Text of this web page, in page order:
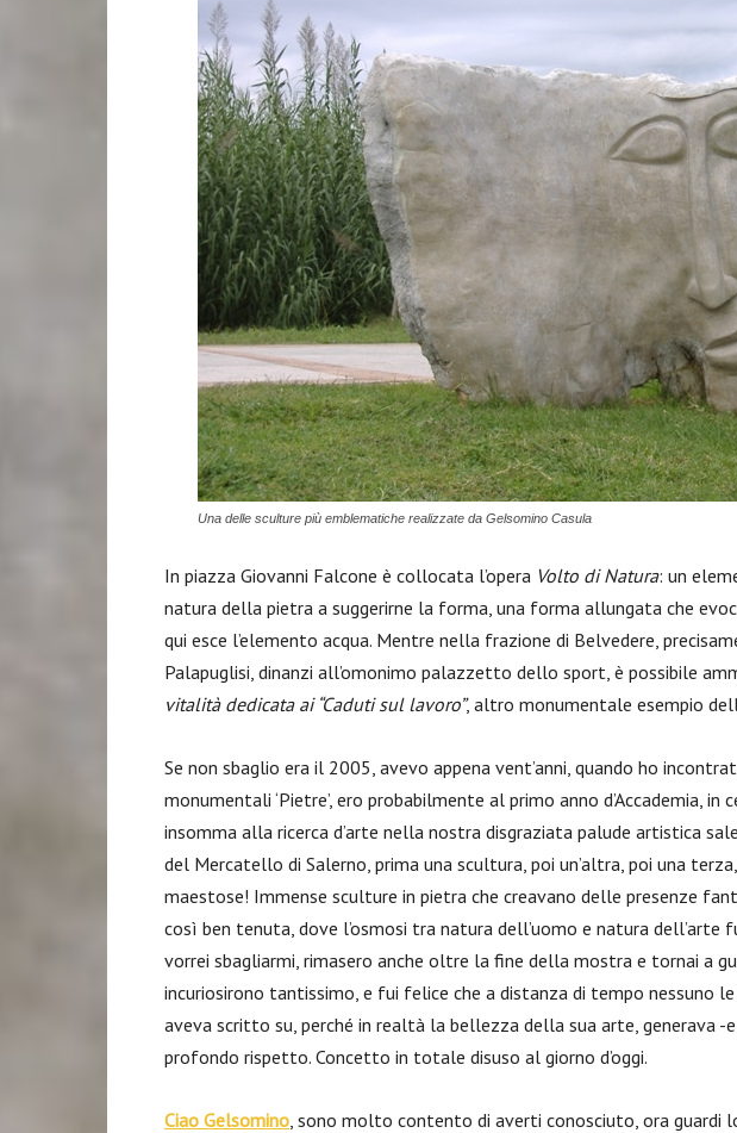
Una delle sculture più emblematiche realizzate da Gelsomino Casula
In piazza Giovanni Falcone è collocata l’opera Volto di Natura: un
natura della pietra a suggerirne la forma, una forma allungata che
qui esce l’elemento acqua. Mentre nella frazione di Belvedere,
Palapuglisi, dinanzi all’omonimo palazzetto dello sport, è possibile
vitalità dedicata ai “Caduti sul lavoro”, altro monumentale esempio
Se non sbaglio era il 2005, avevo appena vent’anni, quando ho
monumentali ‘Pietre’, ero probabilmente al primo anno d’Accademia, in
insomma alla ricerca d’arte nella nostra disgraziata palude artistica
del Mercatello di Salerno, prima una scultura, poi un’altra, poi una
maestose! Immense sculture in pietra che creavano delle presenze
così ben tenuta, dove l’osmosi tra natura dell’uomo e natura dell’arte
vorrei sbagliarmi, rimasero anche oltre la fine della mostra e tornai a
incuriosirono tantissimo, e fui felice che a distanza di tempo nessuno le
aveva scritto su, perché in realtà la bellezza della sua arte, generava -e
profondo rispetto. Concetto in totale disuso al giorno d’oggi.
Ciao Gelsomino, sono molto contento di averti conosciuto, ora guardi